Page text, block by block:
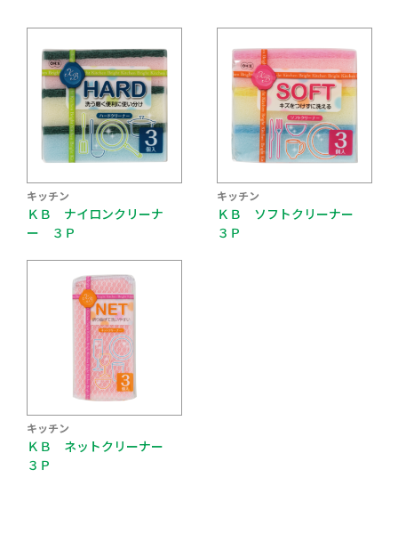
キッチン
ＫＢ ナイロンクリーナ
ー ３Ｐ
キッチン
ＫＢ ソフトクリーナー
３Ｐ
キッチン
ＫＢ ネットクリーナー
３Ｐ